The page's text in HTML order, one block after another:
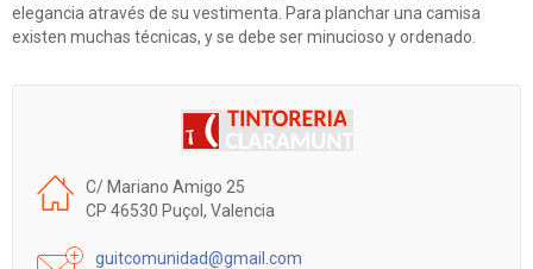
elegancia através de su vestimenta. Para planchar una camisa
existen muchas técnicas, y se debe ser minucioso y ordenado.
C/ Mariano Amigo 25
CP 46530 Puçol, Valencia
guitcomunidad@gmail.com